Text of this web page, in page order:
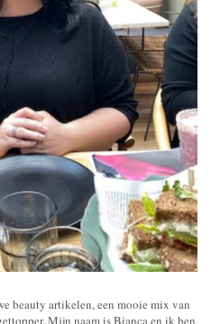
beauty artikelen, een mooie mix van
Mijn naam is Bianca en ik ben